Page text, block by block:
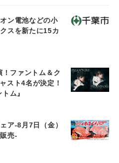
ン電池などの小
スを新たに15カ
ファントム＆ク
スト4名が決定！
ム』
ア-8月7日（金）
売-